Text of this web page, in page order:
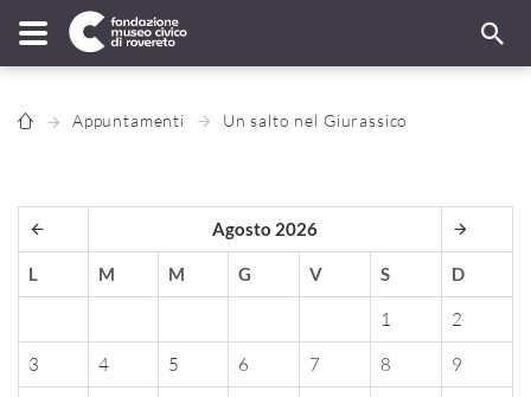
Appuntamenti Un salto nel Giurassico
Agosto 2026
L M M G V S D
1
2
3
4 5 6 7 8
9